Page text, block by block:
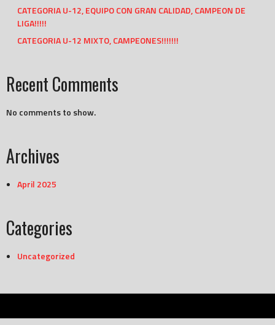
CATEGORIA U-12, EQUIPO CON GRAN CALIDAD, CAMPEON DE
LIGA!!!!!
CATEGORIA U-12 MIXTO, CAMPEONES!!!!!!!
Recent Comments
No comments to show.
Archives
April 2025
Categories
Uncategorized